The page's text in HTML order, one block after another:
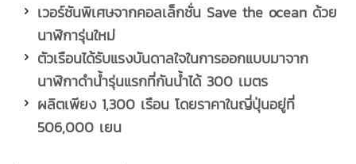
เวอร์ชันพิเศษจากคอลเล็กชั่น Save the ocean ด้วย
นาฬิการุ่นใหม่
ตัวเรือนได้รับแรงบันดาลใจในการออกแบบมาจาก
นาฬิกาดำน้ำรุ่นแรกที่กันน้ำได้ 300 เมตร
ผลิตเพียง 1,300 เรือน โดยราคาในญี่ปุ่นอยู่ที่
506,000 เยน